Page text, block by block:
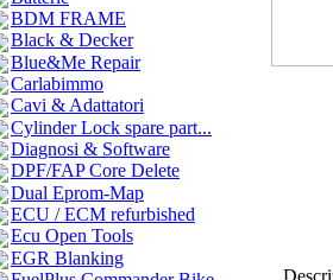
BDM FRAME
Black & Decker
Blue&Me Repair
Carlabimmo
Cavi & Adattatori
Cylinder Lock spare part...
Diagnosi & Software
DPF/FAP Core Delete
Dual Eprom-Map
ECU / ECM refurbished
Ecu Open Tools
EGR Blanking